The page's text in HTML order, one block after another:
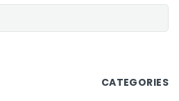
CATEGORIES